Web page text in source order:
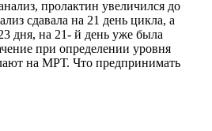
пролактин увеличился до
сдавала на 21 день цикла, а
дня, на 21- й день уже была
при определении уровня
на МРТ. Что предпринимать